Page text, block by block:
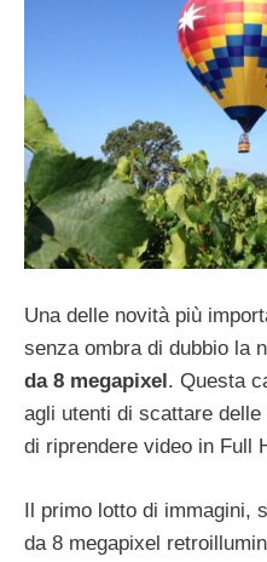
Una delle novità più
senza ombra di dubbio la
da 8 megapixel . Questa
agli utenti di scattare
di riprendere video in Full
Il primo lotto di immagini,
da 8 megapixel